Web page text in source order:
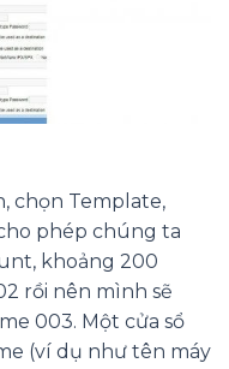
chọn Template,
phép chúng ta
khoảng 200
rồi nên mình sẽ
003. Một cửa sổ
(ví dụ như tên máy